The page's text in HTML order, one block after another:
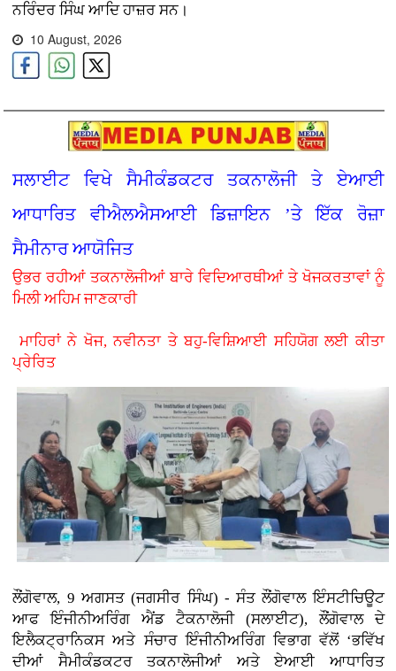
ਨਰਿੰਦਰ ਸਿੰਘ ਆਦਿ ਹਾਜ਼ਰ ਸਨ।
10 August, 2026
ਸਲਾਈਟ ਵਿਖੇ ਸੈਮੀਕੰਡਕਟਰ ਤਕਨਾਲੋਜੀ ਤੇ ਏਆਈ
ਆਧਾਰਿਤ ਵੀਐਲਐਸਆਈ ਡਿਜ਼ਾਇਨ ’ਤੇ ਇੱਕ ਰੋਜ਼ਾ
ਸੈਮੀਨਾਰ ਆਯੋਜਿਤ
ਉਭਰ ਰਹੀਆਂ ਤਕਨਾਲੋਜੀਆਂ ਬਾਰੇ ਵਿਦਿਆਰਥੀਆਂ ਤੇ ਖੋਜਕਰਤਾਵਾਂ ਨੂੰ
ਮਿਲੀ ਅਹਿਮ ਜਾਣਕਾਰੀ
ਮਾਹਿਰਾਂ ਨੇ ਖੋਜ, ਨਵੀਨਤਾ ਤੇ ਬਹੁ-ਵਿਸ਼ਿਆਈ ਸਹਿਯੋਗ ਲਈ ਕੀਤਾ
ਪ੍ਰੇਰਿਤ
ਲੌਂਗੋਵਾਲ, 9 ਅਗਸਤ (ਜਗਸੀਰ ਸਿੰਘ) - ਸੰਤ ਲੌਂਗੋਵਾਲ ਇੰਸਟੀਚਿਊਟ
ਆਫ ਇੰਜੀਨੀਅਰਿੰਗ ਐਂਡ ਟੈਕਨਾਲੋਜੀ (ਸਲਾਈਟ), ਲੌਂਗੋਵਾਲ ਦੇ
ਇਲੈਕਟ੍ਰਾਨਿਕਸ ਅਤੇ ਸੰਚਾਰ ਇੰਜੀਨੀਅਰਿੰਗ ਵਿਭਾਗ ਵੱਲੋਂ ‘ਭਵਿੱਖ
ਦੀਆਂ ਸੈਮੀਕੰਡਕਟਰ ਤਕਨਾਲੋਜੀਆਂ ਅਤੇ ਏਆਈ ਆਧਾਰਿਤ